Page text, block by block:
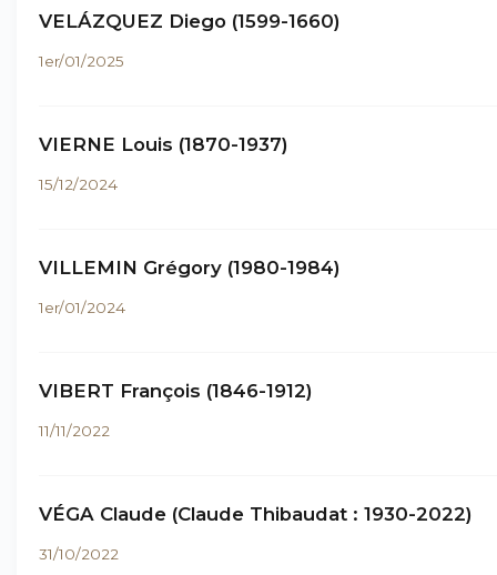
VELÁZQUEZ Diego (1599-1660)
1er/01/2025
VIERNE Louis (1870-1937)
15/12/2024
VILLEMIN Grégory (1980-1984)
1er/01/2024
VIBERT François (1846-1912)
11/11/2022
VÉGA Claude (Claude Thibaudat : 1930-2022)
31/10/2022